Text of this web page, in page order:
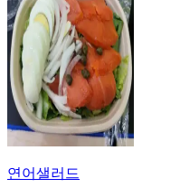
연어샐러드